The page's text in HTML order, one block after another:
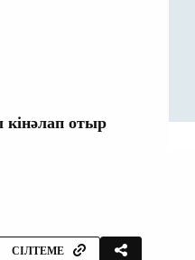
кінәлап отыр
СІЛТЕМЕ